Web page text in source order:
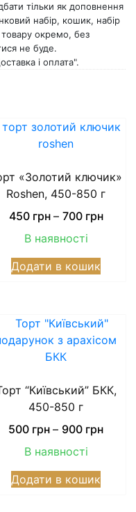
тільки як доповнення
набір, кошик, набір
товару окремо, без
не буде.
і оплата".
«Золотий ключик»
Roshen, 450-850 г
450грн – 700грнPrice
грн
В наявності
Додати в кошик
Цей
товар
на
“Київський” БКК,
450-850 г
500 грн– 900 грнPrice
В наявності
Додати в кошик
Цей
товар